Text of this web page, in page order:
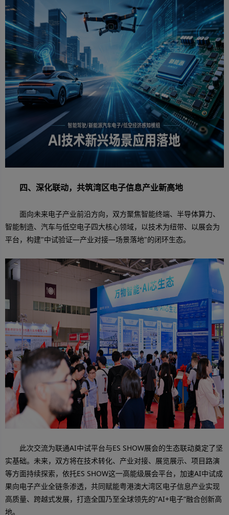
四、深化联动，共筑湾区电子信息产业新高地
面向未来电子产业前沿方向，双方聚焦智能终端、半导体算力、
智能制造、汽车与低空电子四大核心领域，以技术为纽带、以展会为
平台，构建"中试验证—产业对接—场景落地"的闭环生态。
此次交流为联通AI中试平台与ES SHOW展会的生态联动奠定了坚
实基础。未来，双方将在技术转化、产业对接、展览展示、项目路演
等方面持续探索，依托ES SHOW这一高能级展会平台，加速AI中试成
果向电子产业全链条渗透，共同赋能粤港澳大湾区电子信息产业实现
高质量、跨越式发展，打造全国乃至全球领先的“AI+电子”融合创新高
地。